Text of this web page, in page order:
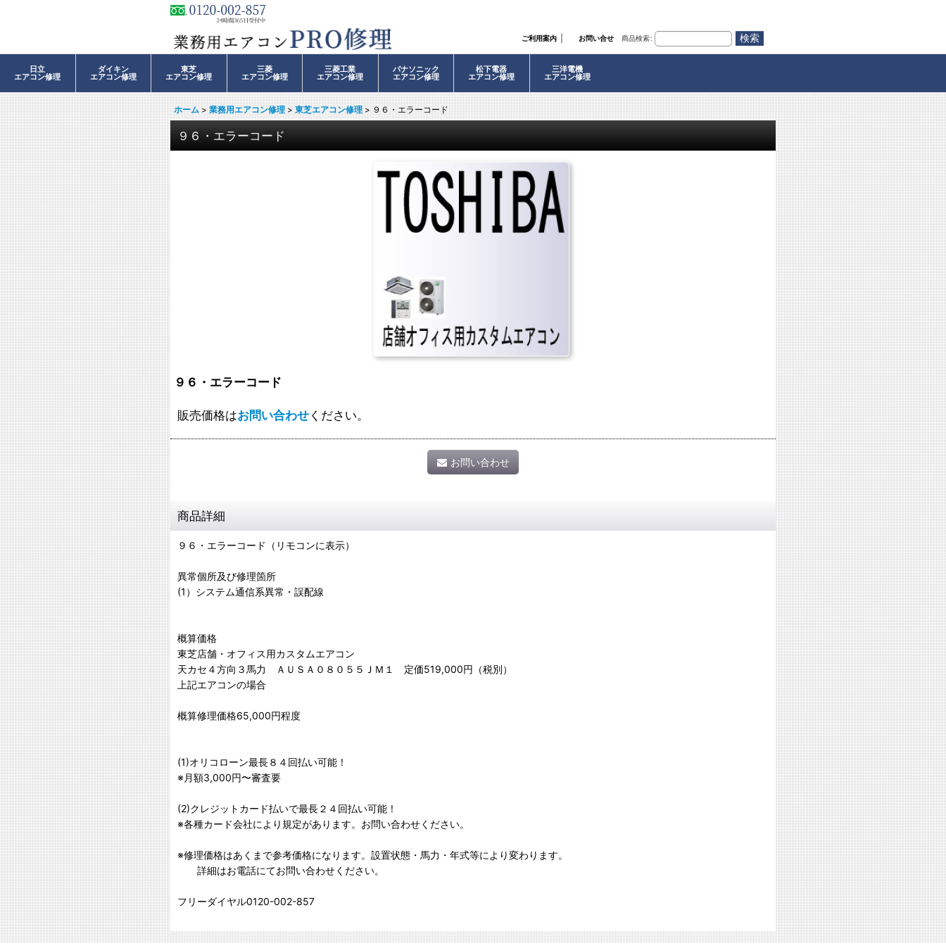
ご利用案内 ｜ お問い合せ 商品検索:
日立
エアコン修理
ダイキン
エアコン修理
東芝
エアコン修理
三菱
エアコン修理
三菱工業
エアコン修理
パナソニック
エアコン修理
松下電器
エアコン修理
三洋電機
エアコン修理
ホーム > 業務用エアコン修理 > 東芝エアコン修理 > ９６・エラーコード
９６・エラーコード
９６・エラーコード
販売価格はお問い合わせください。
お問い合わせ
商品詳細
９６・エラーコード（リモコンに表示）
異常個所及び修理箇所
(1）システム通信系異常・誤配線
概算価格
東芝店舗・オフィス用カスタムエアコン
天カセ４方向３馬力 ＡＵＳＡ０８０５５ＪＭ１ 定価519,000円（税別）
上記エアコンの場合
概算修理価格65,000円程度
(1)オリコローン最長８４回払い可能！
※月額3,000円〜審査要
(2)クレジットカード払いで最長２４回払い可能！
※各種カード会社により規定があります。お問い合わせください。
※修理価格はあくまで参考価格になります。設置状態・馬力・年式等により変わります。
詳細はお電話にてお問い合わせください。
フリーダイヤル0120-002-857